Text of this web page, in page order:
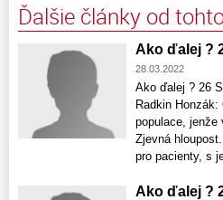
Ďalšie články od
Ako ďalej ?
28.03.2022
Ako ďalej ? 26
Radkin
populace,
Zjevná
pro pacienty, s
Ako ďalej ?